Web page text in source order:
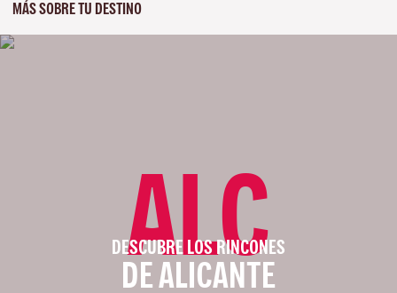
MÁS SOBRE TU DESTINO
ALC
DESCUBRE LOS RINCONES
DE ALICANTE